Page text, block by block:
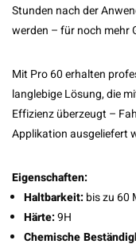
Stunden nach der
werden – für noch mehr
Mit Pro 60 erhalten
langlebige Lösung, die
Effizienz überzeugt –
Applikation ausgeliefert
Eigenschaften:
Haltbarkeit:bis zu 60
Härte:9H
Chemische